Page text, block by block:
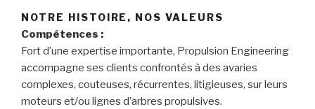
NOTRE HISTOIRE, NOS VALEURS
Compétences :
Fort d’une expertise importante, Propulsion Engineering
accompagne ses clients confrontés à des avaries
complexes, couteuses, récurrentes, litigieuses, sur leurs
moteurs et/ou lignes d’arbres propulsives.